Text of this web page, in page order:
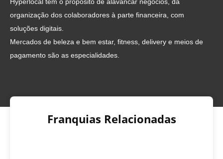
organização dos colaboradores à parte financeira, com
soluções digitais.
Mercados de beleza e bem estar, fitness, delivery e meios de
pagamento são as especialidades.
Franquias Relacionadas